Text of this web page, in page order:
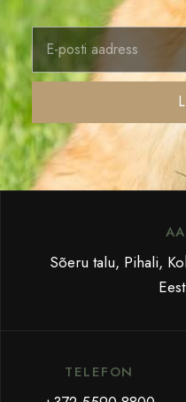
Sõeru talu, Pihali,
TELEFON